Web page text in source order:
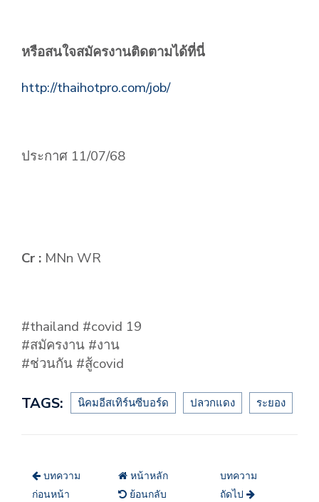
หรือสนใจสมัครงานติดตามได้ที่นี่
http://thaihotpro.com/job/
ประกาศ 11/07/68
Cr : MNn WR
#thailand #covid 19
#สมัครงาน #งาน
#ช่วนกัน #สู้covid
TAGS: นิคมอีสเทิร์นซีบอร์ด ปลวกแดง ระยอง
บทความ
ก่อนหน้า
หน้าหลัก
ย้อนกลับ
บทความ
ถัดไป